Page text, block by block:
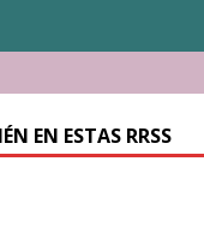
EN ESTAS RRSS